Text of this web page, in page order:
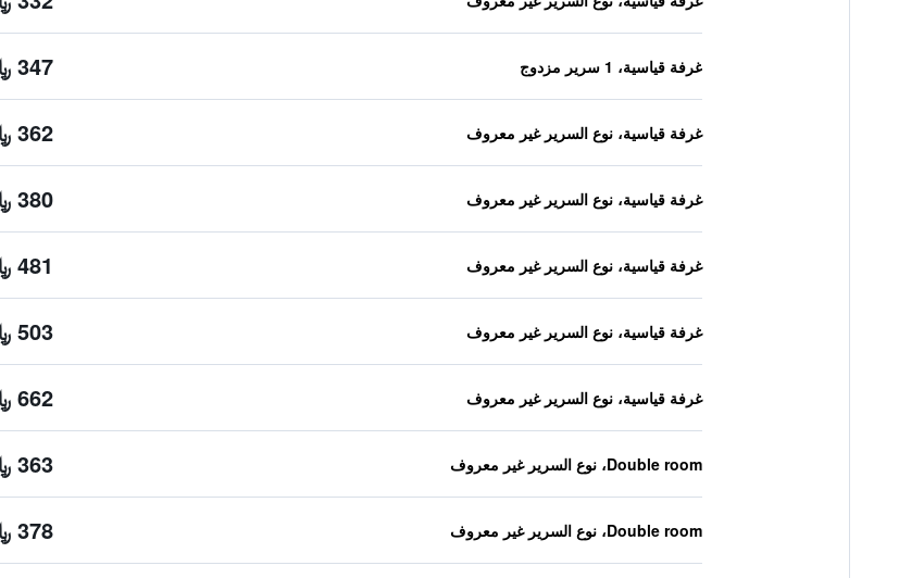
غرفة قياسية، 1 سرير مزدوج 347 ﷼
غرفة قياسية، نوع السرير غير معروف 362 ﷼
غرفة قياسية، نوع السرير غير معروف 380 ﷼
غرفة قياسية، نوع السرير غير معروف 481 ﷼
غرفة قياسية، نوع السرير غير معروف 503 ﷼
غرفة قياسية، نوع السرير غير معروف 662 ﷼
Double room، نوع السرير غير معروف 363 ﷼
Double room، نوع السرير غير معروف 378 ﷼